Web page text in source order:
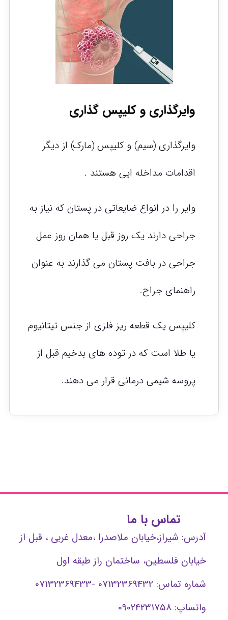
وایرگذاری و کلیپس گذاری
وایرگذاری (سیم) و کلیپس (مارک) از دیگر
اقدامات مداخله ایی هستند .
وایر را در انواع ضایعاتی در پستان که نیاز به
جراحی دارند یک روز قبل یا همان روز عمل
جراحی در بافت پستان می گذارند به عنوان
راهنمای جراح.
کلیپس یک قطعه ریز فلزی از جنس تیتانیوم
یا طلا است که در توده های بدخیم قبل از
پروسه شیمی درمانی قرار می دهند.
تماس با ما
آدرس: شیراز،خیابان ملاصدرا ،معدل غربی ، قبل از
خیابان فلسطین، ساختمان راز طبقه اول
شماره تماس: 07132369432 -07132369433
واتساپ: 09024231758